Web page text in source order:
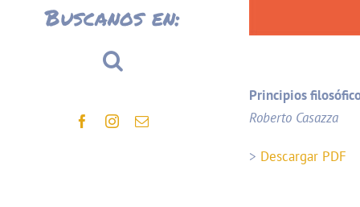
Buscanos en:
FacebookInstagram
Correo
Principios
Roberto Casazza
> Descargar PDF